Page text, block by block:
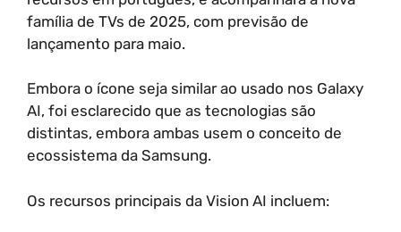
família de TVs de 2025, com previsão de
lançamento para maio.
Embora o ícone seja similar ao usado nos Galaxy
AI, foi esclarecido que as tecnologias são
distintas, embora ambas usem o conceito de
ecossistema da Samsung.
Os recursos principais da Vision AI incluem: